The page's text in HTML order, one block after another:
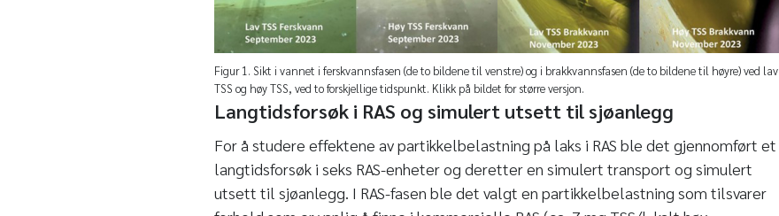
Figur 1. Sikt i vannet i ferskvannsfasen (de to bildene til venstre) og i brakkvannsfasen (de to bildene til høyre) ved lav
TSS og høy TSS, ved to forskjellige tidspunkt. Klikk på bildet for større versjon.
Langtidsforsøk i RAS og simulert utsett til sjøanlegg
For å studere effektene av partikkelbelastning på laks i RAS ble det gjennomført et
langtidsforsøk i seks RAS-enheter og deretter en simulert transport og simulert
utsett til sjøanlegg. I RAS-fasen ble det valgt en partikkelbelastning som tilsvarer